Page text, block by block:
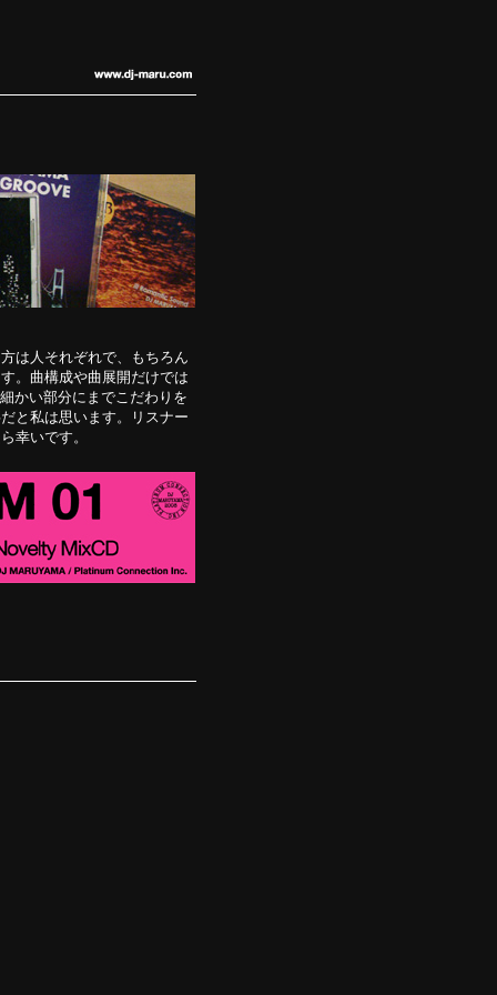
は人それぞれで、もちろん
。曲構成や曲展開だけでは
かい部分にまでこだわりを
と私は思います。リスナー
幸いです。